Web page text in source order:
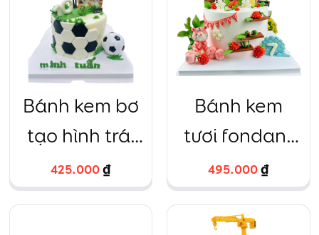
Bánh kem bơ
tạo hình trái
bóng in ảnh
425.000₫
Bánh kem
tươi fondant
hổ chibi và và
dâu tây
495.000₫